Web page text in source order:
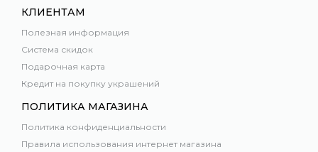
КЛИЕНТАМ
Полезная информация
Система скидок
Подарочная карта
Кредит на покупку украшений
ПОЛИТИКА МАГАЗИНА
Политика конфиденциальности
Правила использования интернет магазина